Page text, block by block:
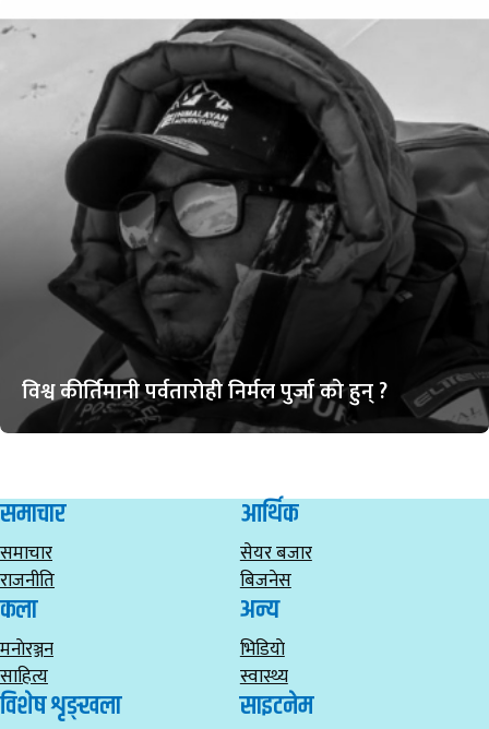
विश्व कीर्तिमानी पर्वतारोही निर्मल पुर्जा को हुन् ?
समाचार
समाचार
राजनीति
आर्थिक
सेयर बजार
बिजनेस
कला
मनाेरञ्जन
साहित्य
अन्य
भिडियाे
स्वास्थ्य
विशेष शृङ्खला साइटनेम